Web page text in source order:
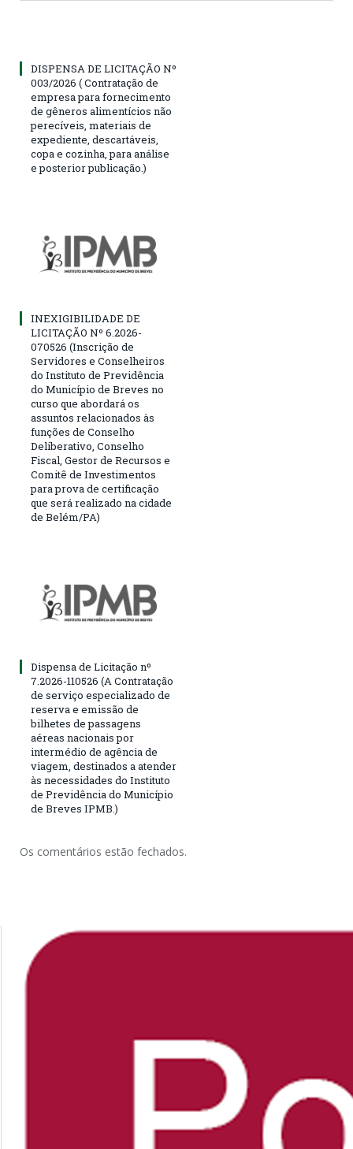
DISPENSA DE LICITAÇÃO Nº
003/2026 ( Contratação de
empresa para fornecimento
de gêneros alimentícios não
perecíveis, materiais de
expediente, descartáveis,
copa e cozinha, para análise
e posterior publicação.)
INEXIGIBILIDADE DE
LICITAÇÃO Nº 6.2026-
070526 (Inscrição de
Servidores e Conselheiros
do Instituto de Previdência
do Município de Breves no
curso que abordará os
assuntos relacionados às
funções de Conselho
Deliberativo, Conselho
Fiscal, Gestor de Recursos e
Comitê de Investimentos
para prova de certificação
que será realizado na cidade
de Belém/PA)
Dispensa de Licitação nº
7.2026-110526 (A Contratação
de serviço especializado de
reserva e emissão de
bilhetes de passagens
aéreas nacionais por
intermédio de agência de
viagem, destinados a atender
às necessidades do Instituto
de Previdência do Município
de Breves IPMB.)
Os comentários estão fechados.